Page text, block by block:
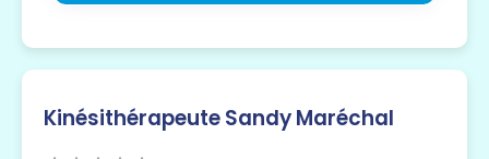
Kinésithérapeute Sandy Maréchal